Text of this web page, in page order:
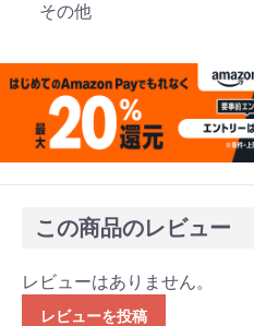
その他
この商品のレビュー
レビューはありません。
レビューを投稿